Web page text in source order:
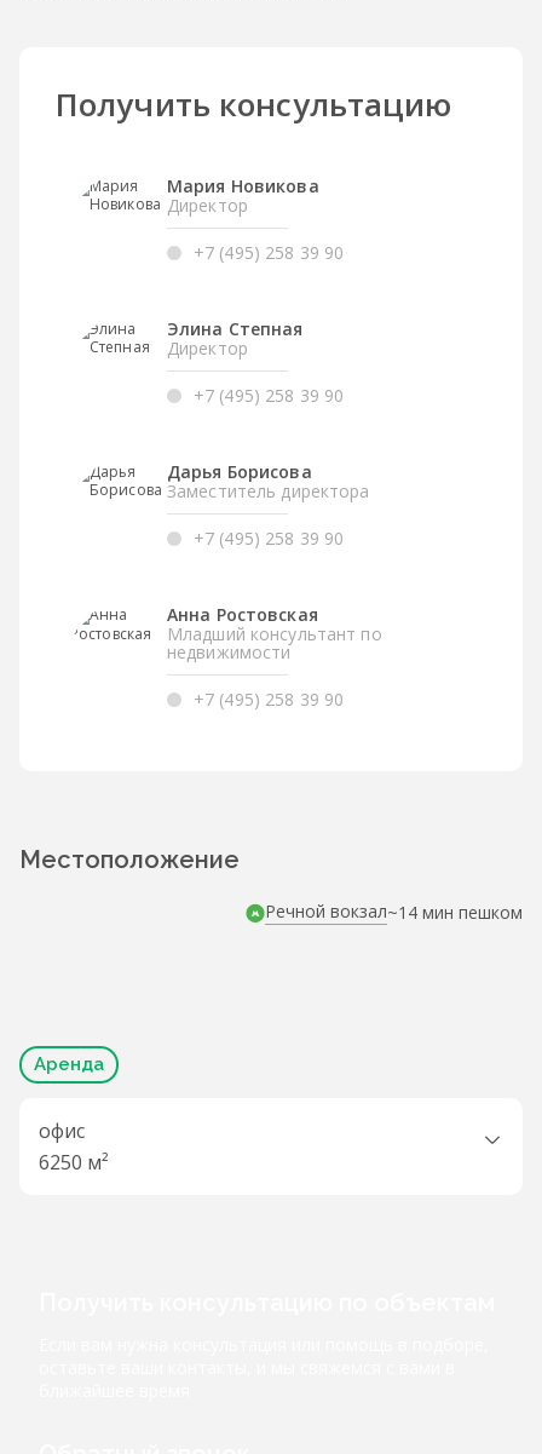
Получить консультацию
Мария Новикова
Директор
+7 (495) 258 39 90
Элина Степная
Директор
+7 (495) 258 39 90
Дарья Борисова
Заместитель директора
+7 (495) 258 39 90
Анна Ростовская
Младший консультант по
недвижимости
+7 (495) 258 39 90
Местоположение
Речной вокзал~14 мин пешком
Аренда
офис
6250 м²